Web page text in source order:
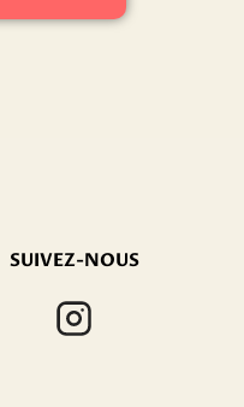
SUIVEZ-NOUS